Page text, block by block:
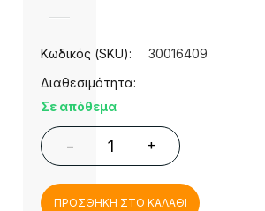
Κωδικός (SKU):
30016409
Διαθεσιμότητα:
Σε απόθεμα
− +
ΠΡΟΣΘΗΚΗ ΣΤΟ ΚΑΛΑΘΙ